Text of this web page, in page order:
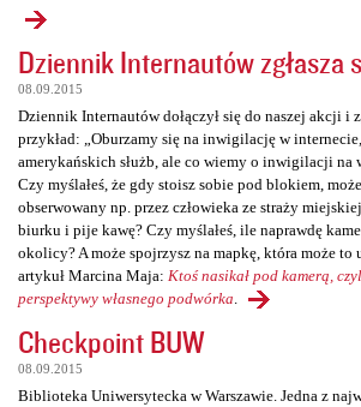
Dziennik Internautów zgłasza
08.09.2015
Dziennik Internautów dołączył się do naszej akcji i
przykład: „Oburzamy się na inwigilację w
amerykańskich służb, ale co wiemy o inwigilacji na
Czy myślałeś, że gdy stoisz sobie pod blokiem,
obserwowany np. przez człowieka ze straży
biurku i pije kawę? Czy myślałeś, ile naprawdę
okolicy? A może spojrzysz na mapkę, która może to
artykuł Marcina Maja: Ktoś nasikał pod kamerą,
perspektywy własnego podwórka
Checkpoint BUW
08.09.2015
Biblioteka Uniwersytecka w Warszawie. Jedna z